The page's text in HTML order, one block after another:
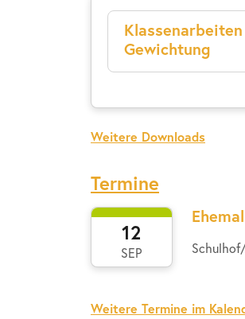
Gewichtung
Weitere Downloads
Termine
12
SEP
Weitere Termine im